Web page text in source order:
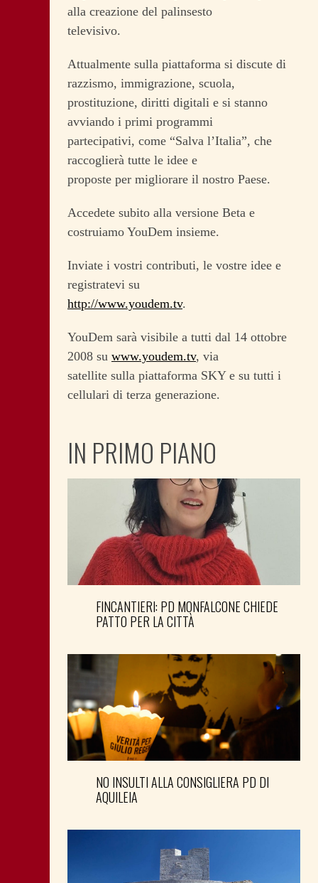
alla creazione del palinsesto
televisivo.
Attualmente sulla piattaforma si discute di
razzismo, immigrazione, scuola,
prostituzione, diritti digitali e si stanno
avviando i primi programmi
partecipativi, come “Salva l’Italia”, che
raccoglierà tutte le idee e
proposte per migliorare il nostro Paese.
Accedete subito alla versione Beta e
costruiamo YouDem insieme.
Inviate i vostri contributi, le vostre idee e
registratevi su
http://www.youdem.tv.
YouDem sarà visibile a tutti dal 14 ottobre
2008 su www.youdem.tv, via
satellite sulla piattaforma SKY e su tutti i
cellulari di terza generazione.
IN PRIMO PIANO
FINCANTIERI: PD MONFALCONE CHIEDE
PATTO PER LA CITTÀ
NO INSULTI ALLA CONSIGLIERA PD DI
AQUILEIA